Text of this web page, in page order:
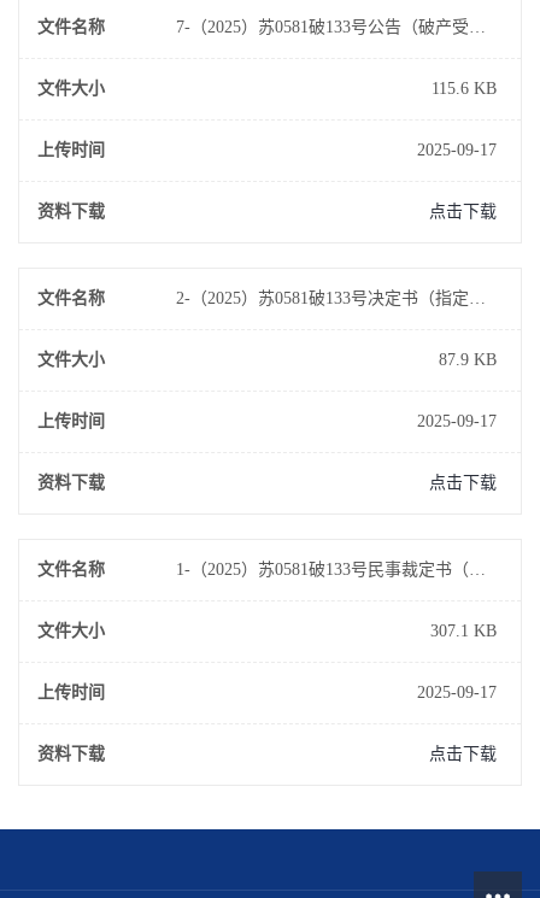
文件名称 7-（2025）苏0581破133号公告（破产受理）(已签章版)
文件大小 115.6 KB
上传时间 2025-09-17
资料下载 点击下载
文件名称 2-（2025）苏0581破133号决定书（指定管理人）(已签章版)
文件大小 87.9 KB
上传时间 2025-09-17
资料下载 点击下载
文件名称 1-（2025）苏0581破133号民事裁定书（破产受理）定稿已签章版
文件大小 307.1 KB
上传时间 2025-09-17
资料下载 点击下载